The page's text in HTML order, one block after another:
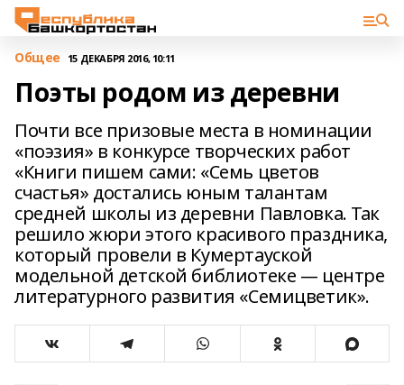
Общее 15 ДЕКАБРЯ 2016, 10:11
Поэты родом из деревни
Почти все призовые места в номинации
«поэзия» в конкурсе творческих работ
«Книги пишем сами: «Семь цветов
счастья» достались юным талантам
средней школы из деревни Павловка. Так
решило жюри этого красивого праздника,
который провели в Кумертауской
модельной детской библиотеке — центре
литературного развития «Семицветик».